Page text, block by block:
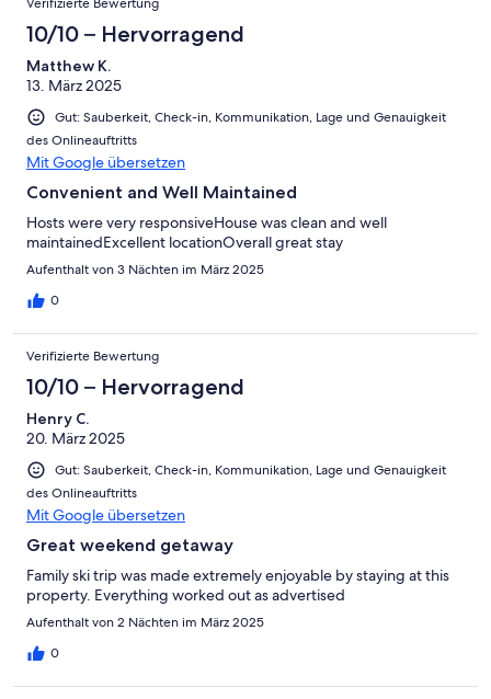
10/10 – Hervorragend
Matthew K.
13. März 2025
Gut: Sauberkeit, Check-in, Kommunikation, Lage und Genauigkeit
des Onlineauftritts
Mit Google übersetzen
Convenient and Well Maintained
Hosts were very responsiveHouse was clean and well
maintainedExcellent locationOverall great stay
Aufenthalt von 3 Nächten im März 2025
0
Verifizierte Bewertung
10/10 – Hervorragend
Henry C.
20. März 2025
Gut: Sauberkeit, Check-in, Kommunikation, Lage und Genauigkeit
des Onlineauftritts
Mit Google übersetzen
Great weekend getaway
Family ski trip was made extremely enjoyable by staying at this
property. Everything worked out as advertised
Aufenthalt von 2 Nächten im März 2025
0